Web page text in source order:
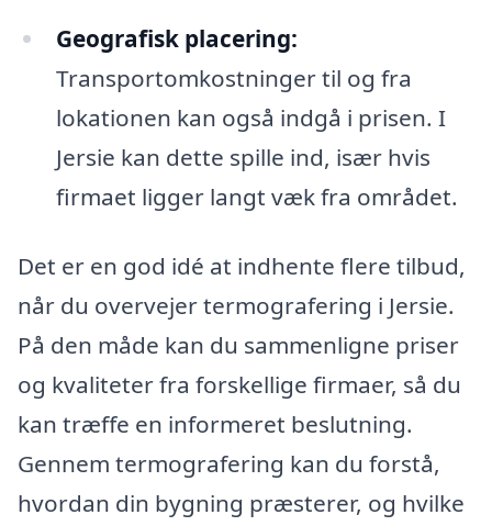
Geografisk placering:
Transportomkostninger til og fra
lokationen kan også indgå i prisen. I
Jersie kan dette spille ind, især hvis
firmaet ligger langt væk fra området.
Det er en god idé at indhente flere tilbud,
når du overvejer termografering i Jersie.
På den måde kan du sammenligne priser
og kvaliteter fra forskellige firmaer, så du
kan træffe en informeret beslutning.
Gennem termografering kan du forstå,
hvordan din bygning præsterer, og hvilke